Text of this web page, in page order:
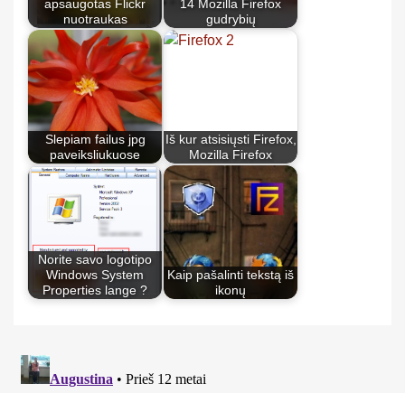
apsaugotas Flickr
nuotraukas
14 Mozilla Firefox
gudrybių
Slepiam failus jpg
paveiksliukuose
Iš kur atsisiųsti Firefox,
Mozilla Firefox
Norite savo logotipo
Windows System
Properties lange ?
Kaip pašalinti tekstą iš
ikonų